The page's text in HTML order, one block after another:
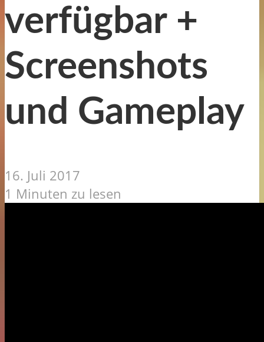
verfügbar +
Screenshots
und Gameplay
16. Juli 2017
1 Minuten zu lesen